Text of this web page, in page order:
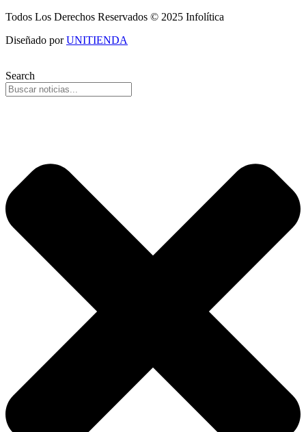
Todos Los Derechos Reservados © 2025 Infolítica
Diseñado porUNITIENDA
Search